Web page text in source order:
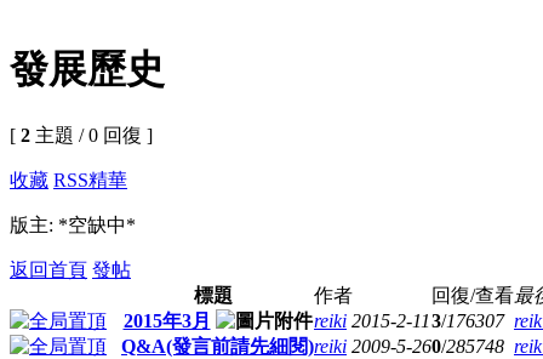
發展歷史
[ 2 主題 / 0 回復 ]
收藏 RSS精華
版主: *空缺中*
返回首頁 發帖
標題
作者 回復/查看最
2015年3月
reiki 2015-2-113/176307
Q&A(發言前請先細閱)reiki 2009-5-260/285748